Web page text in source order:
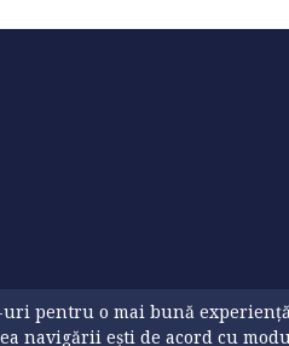
uri pentru o mai bună
navigării ești de acord cu